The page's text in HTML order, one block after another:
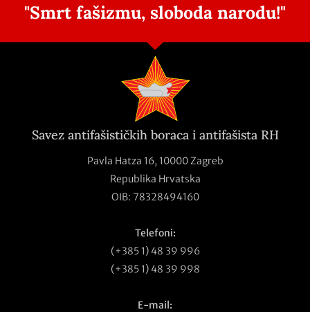
"Smrt fašizmu, sloboda narodu!"
Savez antifašističkih boraca i antifašista RH
Pavla Hatza 16, 10000 Zagreb
Republika Hrvatska
OIB: 78328494160
Telefoni:
(+385 1) 48 39 996
(+385 1) 48 39 998
E-mail: